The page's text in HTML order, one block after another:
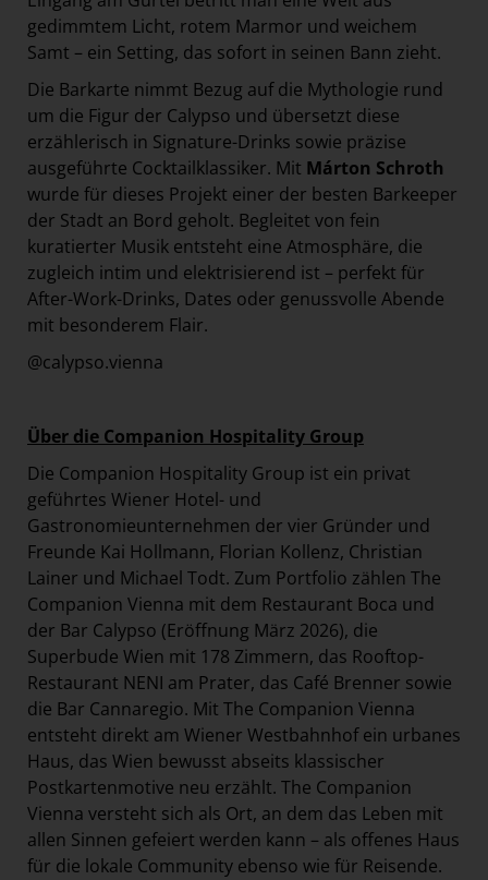
gedimmtem Licht, rotem Marmor und weichem
Samt – ein Setting, das sofort in seinen Bann zieht.
Die Barkarte nimmt Bezug auf die Mythologie rund
um die Figur der Calypso und übersetzt diese
erzählerisch in Signature-Drinks sowie präzise
ausgeführte Cocktailklassiker. Mit Márton Schroth
wurde für dieses Projekt einer der besten Barkeeper
der Stadt an Bord geholt. Begleitet von fein
kuratierter Musik entsteht eine Atmosphäre, die
zugleich intim und elektrisierend ist – perfekt für
After-Work-Drinks, Dates oder genussvolle Abende
mit besonderem Flair.
@calypso.vienna
Über die Companion Hospitality Group
Die Companion Hospitality Group ist ein privat
geführtes Wiener Hotel- und
Gastronomieunternehmen der vier Gründer und
Freunde Kai Hollmann, Florian Kollenz, Christian
Lainer und Michael Todt. Zum Portfolio zählen The
Companion Vienna mit dem Restaurant Boca und
der Bar Calypso (Eröffnung März 2026), die
Superbude Wien mit 178 Zimmern, das Rooftop-
Restaurant NENI am Prater, das Café Brenner sowie
die Bar Cannaregio. Mit The Companion Vienna
entsteht direkt am Wiener Westbahnhof ein urbanes
Haus, das Wien bewusst abseits klassischer
Postkartenmotive neu erzählt. The Companion
Vienna versteht sich als Ort, an dem das Leben mit
allen Sinnen gefeiert werden kann – als offenes Haus
für die lokale Community ebenso wie für Reisende.